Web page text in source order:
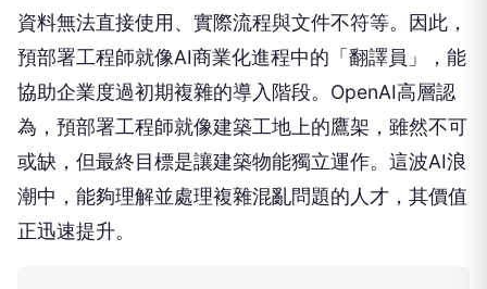
資料無法直接使用、實際流程與文件不符等。因此，
預部署工程師就像AI商業化進程中的「翻譯員」，能
協助企業度過初期複雜的導入階段。OpenAI高層認
為，預部署工程師就像建築工地上的鷹架，雖然不可
或缺，但最終目標是讓建築物能獨立運作。這波AI浪
潮中，能夠理解並處理複雜混亂問題的人才，其價值
正迅速提升。